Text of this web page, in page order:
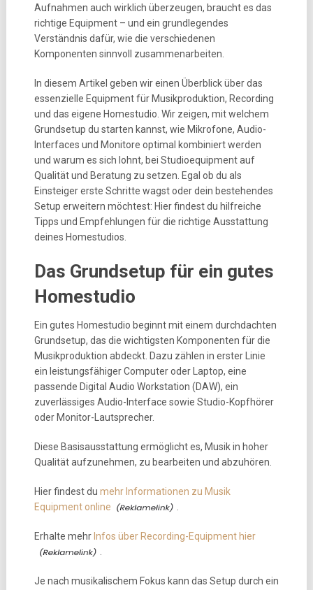
Aufnahmen auch wirklich überzeugen, braucht es das
richtige Equipment – und ein grundlegendes
Verständnis dafür, wie die verschiedenen
Komponenten sinnvoll zusammenarbeiten.
In diesem Artikel geben wir einen Überblick über das
essenzielle Equipment für Musikproduktion, Recording
und das eigene Homestudio. Wir zeigen, mit welchem
Grundsetup du starten kannst, wie Mikrofone, Audio-
Interfaces und Monitore optimal kombiniert werden
und warum es sich lohnt, bei Studioequipment auf
Qualität und Beratung zu setzen. Egal ob du als
Einsteiger erste Schritte wagst oder dein bestehendes
Setup erweitern möchtest: Hier findest du hilfreiche
Tipps und Empfehlungen für die richtige Ausstattung
deines Homestudios.
Das Grundsetup für ein gutes
Homestudio
Ein gutes Homestudio beginnt mit einem durchdachten
Grundsetup, das die wichtigsten Komponenten für die
Musikproduktion abdeckt. Dazu zählen in erster Linie
ein leistungsfähiger Computer oder Laptop, eine
passende Digital Audio Workstation (DAW), ein
zuverlässiges Audio-Interface sowie Studio-Kopfhörer
oder Monitor-Lautsprecher.
Diese Basisausstattung ermöglicht es, Musik in hoher
Qualität aufzunehmen, zu bearbeiten und abzuhören.
Hier findest du mehr Informationen zu Musik
Equipment online
Erhalte mehr Infos über Recording-Equipment hier
Je nach musikalischem Fokus kann das Setup durch ein